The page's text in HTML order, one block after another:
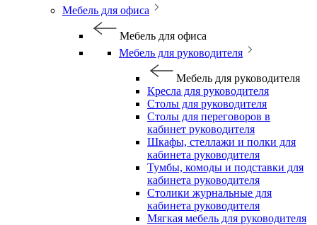
Мебель для офиса
Мебель для офиса
Мебель для руководителя
Мебель для руководителя
Кресла для руководителя
Столы для руководителя
Столы для переговоров в
кабинет руководителя
Шкафы, стеллажи и полки для
кабинета руководителя
Тумбы, комоды и подставки для
кабинета руководителя
Столики журнальные для
кабинета руководителя
Мягкая мебель для руководителя